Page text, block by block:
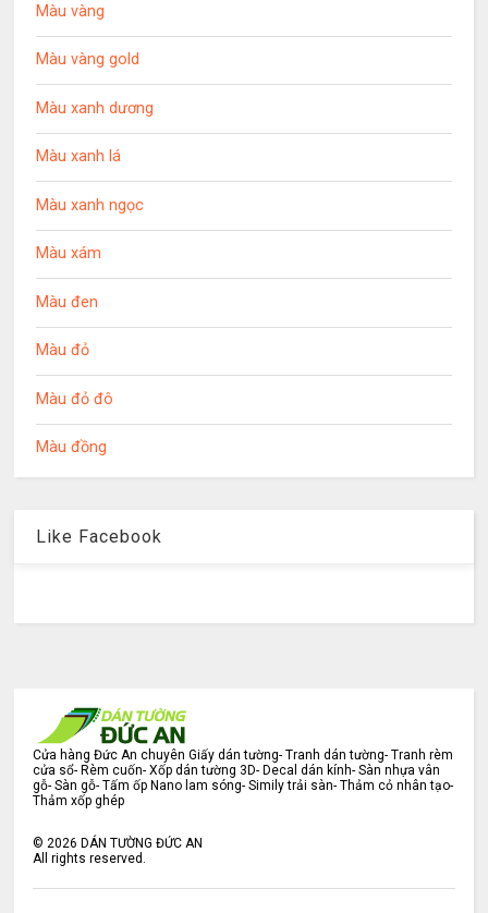
Màu vàng
Màu vàng gold
Màu xanh dương
Màu xanh lá
Màu xanh ngọc
Màu xám
Màu đen
Màu đỏ
Màu đỏ đô
Màu đồng
Like Facebook
Cửa hàng Đức An chuyên Giấy dán tường- Tranh dán tường- Tranh rèm
cửa sổ- Rèm cuốn- Xốp dán tường 3D- Decal dán kính- Sàn nhựa vân
gỗ- Sàn gỗ- Tấm ốp Nano lam sóng- Simily trải sàn- Thảm cỏ nhân tạo-
Thảm xốp ghép
©2026 DÁN TƯỜNG ĐỨC AN
All rights reserved.